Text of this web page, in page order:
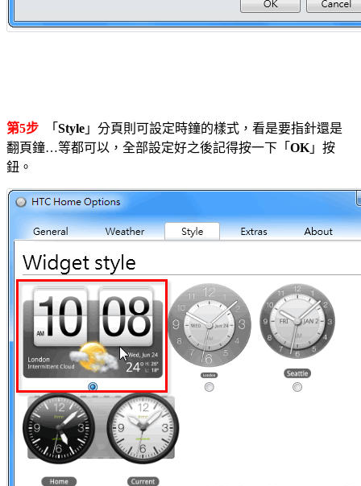
第5步 「 Style 」分頁則可設定時鐘的樣式，看是要指針還是
翻頁鐘…等都可以，全部設定好之後記得按一下「 OK 」按
鈕。